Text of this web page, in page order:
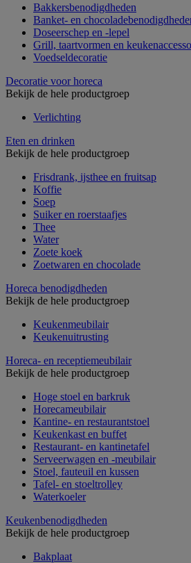
Bakkersbenodigdheden
Banket- en
Doseerschep en -lepel
Grill, taartvormen en
Voedseldecoratie
Decoratie voor horeca
Bekijk de hele productgroep
Verlichting
Eten en drinken
Bekijk de hele productgroep
Frisdrank, ijsthee en fruitsap
Koffie
Soep
Suiker en roerstaafjes
Thee
Water
Zoete koek
Zoetwaren en chocolade
Horeca benodigdheden
Bekijk de hele productgroep
Keukenmeubilair
Keukenuitrusting
Horeca- en receptiemeubilair
Bekijk de hele productgroep
Hoge stoel en barkruk
Horecameubilair
Kantine- en restaurantstoel
Keukenkast en buffet
Restaurant- en kantinetafel
Serveerwagen en -meubilair
Stoel, fauteuil en kussen
Tafel- en stoeltrolley
Waterkoeler
Keukenbenodigdheden
Bekijk de hele productgroep
Bakplaat